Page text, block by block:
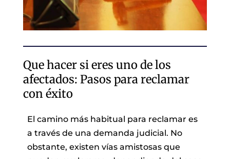
Que hacer si eres uno de los
afectados: Pasos para reclamar
con éxito
El camino más habitual para reclamar es
a través de una demanda judicial. No
obstante, existen vías amistosas que